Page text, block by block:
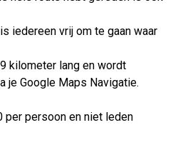
iedereen vrij om te gaan waar
kilometer lang en wordt
je Google Maps Navigatie.
per persoon en niet leden